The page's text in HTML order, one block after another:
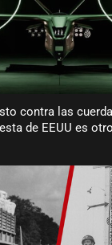
contra las
de EEUU es